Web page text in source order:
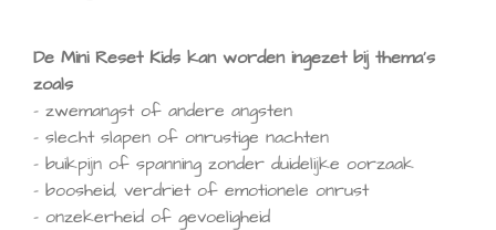
De Mini Reset Kids kan worden ingezet bij thema’s
zoals
– zwemangst of andere angsten
– slecht slapen of onrustige nachten
– buikpijn of spanning zonder duidelijke oorzaak
– boosheid, verdriet of emotionele onrust
– onzekerheid of gevoeligheid